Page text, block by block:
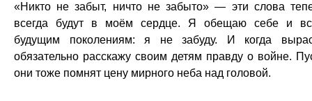
«Никто не забыт, ничто не забыто» — эти слова
всегда будут в моём сердце. Я обещаю себе и
будущим поколениям: я не забуду. И когда
обязательно расскажу своим детям правду о войне.
они тоже помнят цену мирного неба над головой.